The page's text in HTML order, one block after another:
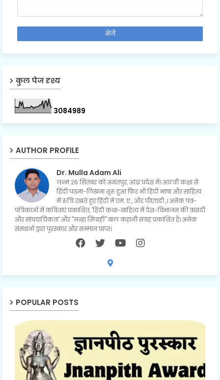
कुल पेज दृश्य
3084989
AUTHOR PROFILE
Dr. Mulla Adam Ali
जन्म 26 सितंबर को अनंतपुर, आंध्र प्रदेश में। आठवीं कक्षा से
हिंदी पढ़ना-लिखना शुरू हुआ फिर भी हिंदी भाषा और साहित्य
में रुचि रखते हुए हिंदी में एम. ए., और पीएचडी.,। अनेक पत्र-
पत्रिकाओं में कविताएं प्रकाशित, 'हिंदी कथा-साहित्य में देश-विभाजन की त्रासदी
और सांप्रदायिकता' और "नन्हा सिपाही" बाल कहानी संग्रह प्रकाशित है। अनेक
संस्थाओं द्वारा पुरस्कार और सम्मान प्राप्त।
POPULAR POSTS